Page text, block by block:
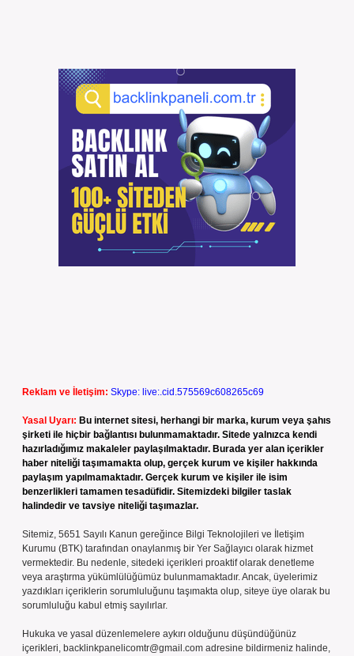
Reklam ve İletişim: Skype: live:.cid.575569c608265c69
Yasal Uyarı: Bu internet sitesi, herhangi bir marka, kurum veya şahıs
şirketi ile hiçbir bağlantısı bulunmamaktadır. Sitede yalnızca kendi
hazırladığımız makaleler paylaşılmaktadır. Burada yer alan içerikler
haber niteliği taşımamakta olup, gerçek kurum ve kişiler hakkında
paylaşım yapılmamaktadır. Gerçek kurum ve kişiler ile isim
benzerlikleri tamamen tesadüfidir. Sitemizdeki bilgiler taslak
halindedir ve tavsiye niteliği taşımazlar.
Sitemiz, 5651 Sayılı Kanun gereğince Bilgi Teknolojileri ve İletişim
Kurumu (BTK) tarafından onaylanmış bir Yer Sağlayıcı olarak hizmet
vermektedir. Bu nedenle, sitedeki içerikleri proaktif olarak denetleme
veya araştırma yükümlülüğümüz bulunmamaktadır. Ancak, üyelerimiz
yazdıkları içeriklerin sorumluluğunu taşımakta olup, siteye üye olarak bu
sorumluluğu kabul etmiş sayılırlar.
Hukuka ve yasal düzenlemelere aykırı olduğunu düşündüğünüz
içerikleri, backlinkpanelicomtr@gmail.com adresine bildirmeniz halinde,